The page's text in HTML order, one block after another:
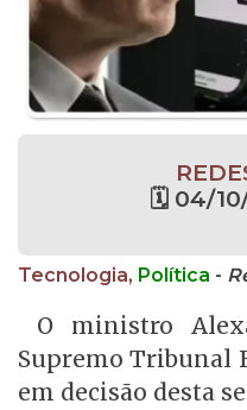
🗓 04/
Tecnologia, Política -
O ministro
Supremo Tribunal
em decisão desta